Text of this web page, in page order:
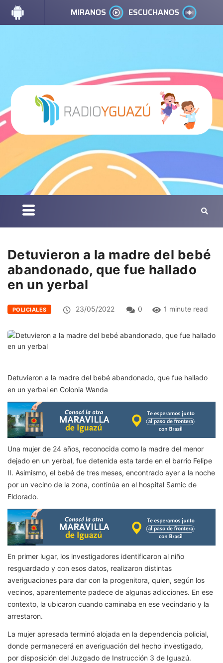
MIRANOS ESCUCHANOS
Detuvieron a la madre del bebé
abandonado, que fue hallado
en un yerbal
POLICIALES 23/05/2022 0 1 minute read
Detuvieron a la madre del bebé abandonado, que fue hallado
en un yerbal en Colonia Wanda
Una mujer de 24 años, reconocida como la madre del menor
dejado en un yerbal, fue detenida esta tarde en el barrio Felipe
II. Asimismo, el bebé de tres meses, encontrado ayer a la noche
por un vecino de la zona, continúa en el hospital Samic de
Eldorado.
En primer lugar, los investigadores identificaron al niño
resguardado y con esos datos, realizaron distintas
averiguaciones para dar con la progenitora, quien, según los
vecinos, aparentemente padece de algunas adicciones. En ese
contexto, la ubicaron cuando caminaba en ese vecindario y la
arrestaron.
La mujer apresada terminó alojada en la dependencia policial,
donde permanecerá en averiguación del hecho investigado,
por disposición del Juzgado de Instrucción 3 de Iguazú.